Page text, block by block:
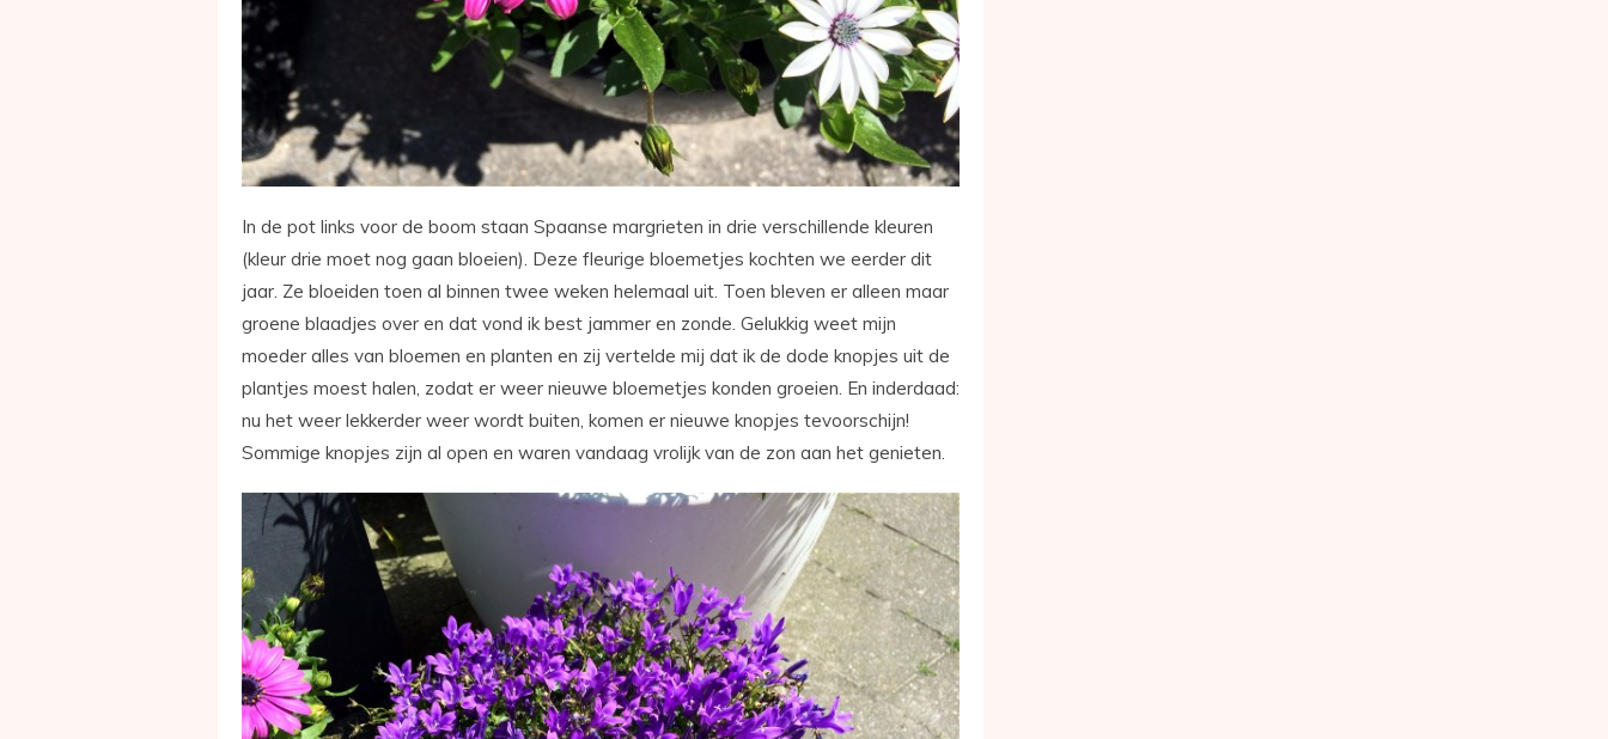
In de pot links voor de boom staan Spaanse margrieten in drie verschillende kleuren
(kleur drie moet nog gaan bloeien). Deze fleurige bloemetjes kochten we eerder dit
jaar. Ze bloeiden toen al binnen twee weken helemaal uit. Toen bleven er alleen maar
groene blaadjes over en dat vond ik best jammer en zonde. Gelukkig weet mijn
moeder alles van bloemen en planten en zij vertelde mij dat ik de dode knopjes uit de
plantjes moest halen, zodat er weer nieuwe bloemetjes konden groeien. En inderdaad:
nu het weer lekkerder weer wordt buiten, komen er nieuwe knopjes tevoorschijn!
Sommige knopjes zijn al open en waren vandaag vrolijk van de zon aan het genieten.